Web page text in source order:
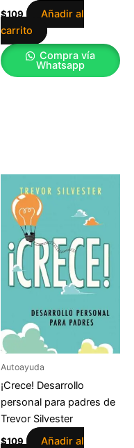
$109
Añadir al
carrito
Compra vía
Whatsapp
Autoayuda
¡Crece! Desarrollo
personal para padres de
Trevor Silvester
$109
Añadir al